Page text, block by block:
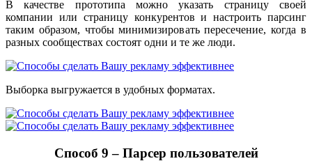
В качестве прототипа можно указать страницу своей
компании или страницу конкурентов и настроить парсинг
таким образом, чтобы минимизировать пересечение, когда в
разных сообществах состоят одни и те же люди.
Выборка выгружается в удобных форматах.
Способ 9 – Парсер пользователей